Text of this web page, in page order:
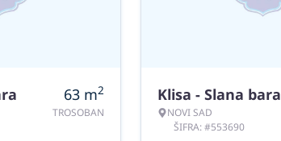
63 m2
TROSOBAN
Klisa - Slana bara
NOVI SAD
ŠIFRA: #553690